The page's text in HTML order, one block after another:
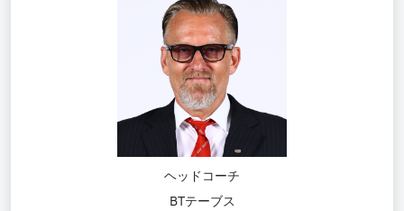
ヘッドコーチ
BTテーブス